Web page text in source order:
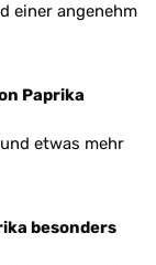
einer angenehm
Paprika
etwas mehr
besonders